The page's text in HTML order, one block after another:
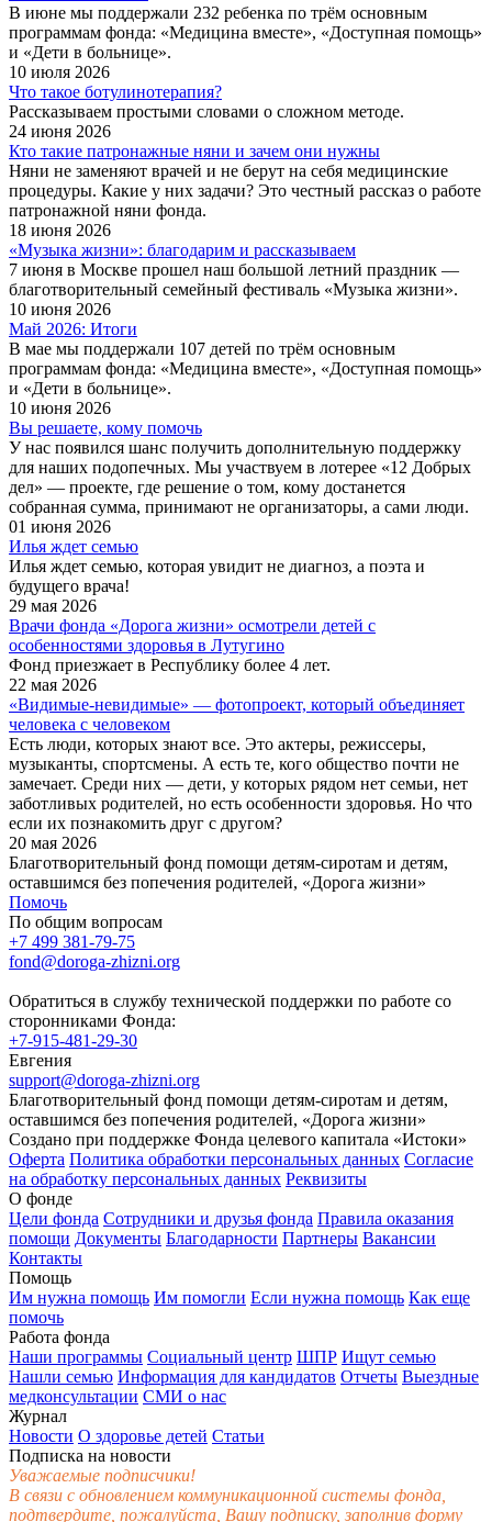
В июне мы поддержали 232 ребенка по трём основным
программам фонда: «Медицина вместе», «Доступная помощь»
и «Дети в больнице».
10 июля 2026
Что такое ботулинотерапия?
Рассказываем простыми словами о сложном методе.
24 июня 2026
Кто такие патронажные няни и зачем они нужны
Няни не заменяют врачей и не берут на себя медицинские
процедуры. Какие у них задачи? Это честный рассказ о работе
патронажной няни фонда.
18 июня 2026
«Музыка жизни»: благодарим и рассказываем
7 июня в Москве прошел наш большой летний праздник —
благотворительный семейный фестиваль «Музыка жизни».
10 июня 2026
Май 2026: Итоги
В мае мы поддержали 107 детей по трём основным
программам фонда: «Медицина вместе», «Доступная помощь»
и «Дети в больнице».
10 июня 2026
Вы решаете, кому помочь
У нас появился шанс получить дополнительную поддержку
для наших подопечных. Мы участвуем в лотерее «12 Добрых
дел» — проекте, где решение о том, кому достанется
собранная сумма, принимают не организаторы, а сами люди.
01 июня 2026
Илья ждет семью
Илья ждет семью, которая увидит не диагноз, а поэта и
будущего врача!
29 мая 2026
Врачи фонда «Дорога жизни» осмотрели детей с
особенностями здоровья в Лутугино
Фонд приезжает в Республику более 4 лет.
22 мая 2026
«Видимые-невидимые» — фотопроект, который объединяет
человека с человеком
Есть люди, которых знают все. Это актеры, режиссеры,
музыканты, спортсмены. А есть те, кого общество почти не
замечает. Среди них — дети, у которых рядом нет семьи, нет
заботливых родителей, но есть особенности здоровья. Но что
если их познакомить друг с другом?
20 мая 2026
Благотворительный фонд помощи детям-сиротам и детям,
оставшимся без попечения родителей, «Дорога жизни»
Помочь
По общим вопросам
+7 499 381-79-75
fond@doroga-zhizni.org
Обратиться в службу технической поддержки по работе со
сторонниками Фонда:
+7-915-481-29-30
Евгения
support@doroga-zhizni.org
Благотворительный фонд помощи детям-сиротам и детям,
оставшимся без попечения родителей, «Дорога жизни»
Создано при поддержке Фонда целевого капитала «Истоки»
Оферта Политика обработки персональных данных Согласие
на обработку персональных данных Реквизиты
О фонде
Цели фонда Сотрудники и друзья фонда Правила оказания
помощи Документы Благодарности Партнеры Вакансии
Контакты
Помощь
Им нужна помощь Им помогли Если нужна помощь Как еще
помочь
Работа фонда
Наши программы Социальный центр ШПР Ищут семью
Нашли семью Информация для кандидатов Отчеты Выездные
медконсультации СМИ о нас
Журнал
Новости О здоровье детей Статьи
Подписка на новости
Уважаемые подписчики!
В связи с обновлением коммуникационной системы фонда,
подтвердите, пожалуйста, Вашу подписку, заполнив форму